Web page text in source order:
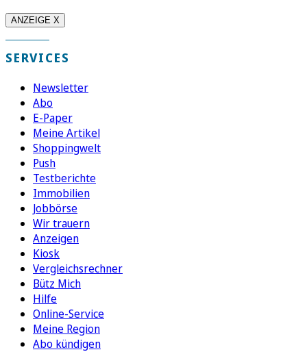
ANZEIGE X
SERVICES
Newsletter
Abo
E-Paper
Meine Artikel
Shoppingwelt
Push
Testberichte
Immobilien
Jobbörse
Wir trauern
Anzeigen
Kiosk
Vergleichsrechner
Bütz Mich
Hilfe
Online-Service
Meine Region
Abo kündigen